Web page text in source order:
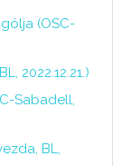
(OSC-
2022.12.21.)
Sabadell,
BL,